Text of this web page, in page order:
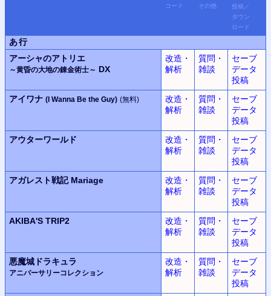
コード
その他
投稿 ／
ダウン
ロード
あ行
アーシャのアトリエ
～黄昏の大地の錬金術士～ DX
改造・
解析
質問・
雑談
セーブ
データ
投稿
アイワナ (I Wanna Be the Guy) (無料)
改造・
解析
質問・
雑談
セーブ
データ
投稿
アウターワールド
改造・
解析
質問・
雑談
セーブ
データ
投稿
アガレスト戦記 Mariage
改造・
解析
質問・
雑談
セーブ
データ
投稿
AKIBA'S TRIP2
改造・
解析
質問・
雑談
セーブ
データ
投稿
悪魔城ドラキュラ
アニバーサリーコレクション
改造・
解析
質問・
雑談
セーブ
データ
投稿